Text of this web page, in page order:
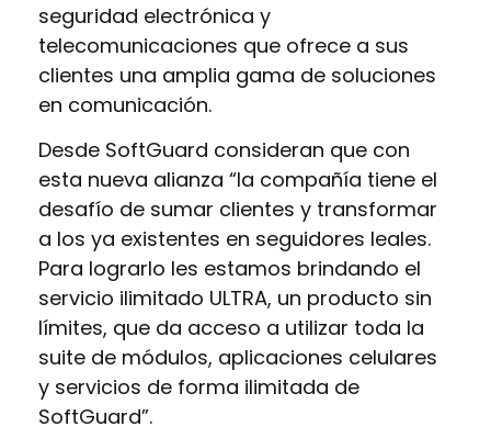
seguridad electrónica y
telecomunicaciones que ofrece a sus
clientes una amplia gama de soluciones
en comunicación.
Desde SoftGuard consideran que con
esta nueva alianza “la compañía tiene el
desafío de sumar clientes y transformar
a los ya existentes en seguidores leales.
Para lograrlo les estamos brindando el
servicio ilimitado ULTRA, un producto sin
límites, que da acceso a utilizar toda la
suite de módulos, aplicaciones celulares
y servicios de forma ilimitada de
SoftGuard”.